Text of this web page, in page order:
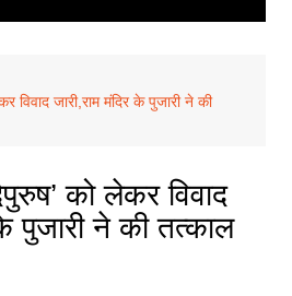
विवाद जारी,राम मंदिर के पुजारी ने की
को लेकर विवाद
पुजारी ने की तत्काल